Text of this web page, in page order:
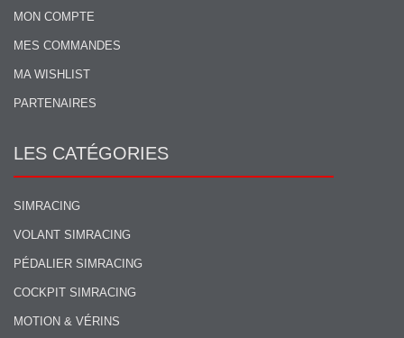
MON COMPTE
MES COMMANDES
MA WISHLIST
PARTENAIRES
LES CATÉGORIES
SIMRACING
VOLANT SIMRACING
PÉDALIER SIMRACING
COCKPIT SIMRACING
MOTION & VÉRINS